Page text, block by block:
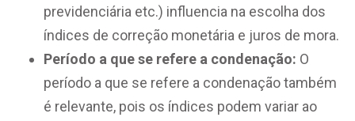
previdenciária etc.) influencia na escolha dos
índices de correção monetária e juros de mora.
Período a que se refere a condenação: O
período a que se refere a condenação também
é relevante, pois os índices podem variar ao